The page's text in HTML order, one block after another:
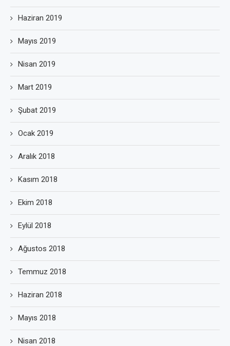
Haziran 2019
Mayıs 2019
Nisan 2019
Mart 2019
Şubat 2019
Ocak 2019
Aralık 2018
Kasım 2018
Ekim 2018
Eylül 2018
Ağustos 2018
Temmuz 2018
Haziran 2018
Mayıs 2018
Nisan 2018